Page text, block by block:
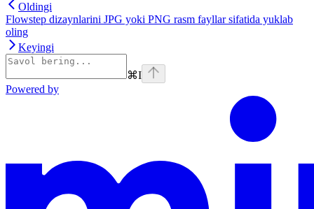
Oldingi
Flowstep dizaynlarini JPG yoki PNG rasm fayllar sifatida yuklab
oling
Keyingi
⌘I
Powered by